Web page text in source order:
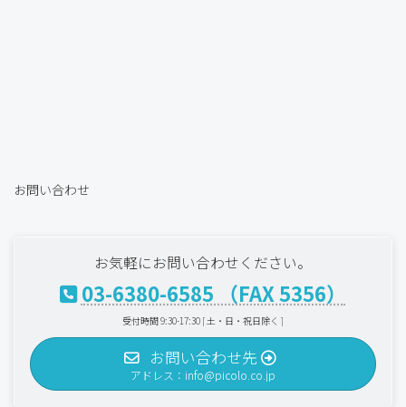
お問い合わせ
お気軽にお問い合わせください。
03-6380-6585 （FAX 5356）
受付時間 9:30-17:30 [ 土・日・祝日除く ]
お問い合わせ先
アドレス：info@picolo.co.jp